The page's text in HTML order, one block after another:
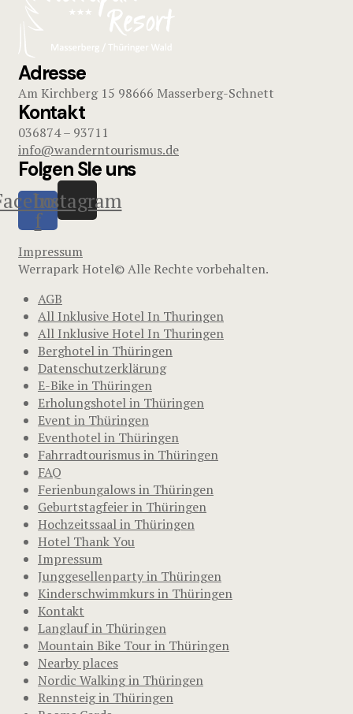
Adresse
Am Kirchberg 15 98666 Masserberg-Schnett
Kontakt
036874 – 93711
info@wanderntourismus.de
Folgen SIe uns
f
Instagram
Impressum
Werrapark Hotel© Alle Rechte vorbehalten.
AGB
All Inklusive Hotel In Thuringen
All Inklusive Hotel In Thuringen
Berghotel in Thüringen
Datenschutzerklärung
E-Bike in Thüringen
Erholungshotel in Thüringen
Event in Thüringen
Eventhotel in Thüringen
Fahrradtourismus in Thüringen
FAQ
Ferienbungalows in Thüringen
Geburtstagfeier in Thüringen
Hochzeitssaal in Thüringen
Hotel Thank You
Impressum
Junggesellenparty in Thüringen
Kinderschwimmkurs in Thüringen
Kontakt
Langlauf in Thüringen
Mountain Bike Tour in Thüringen
Nearby places
Nordic Walking in Thüringen
Rennsteig in Thüringen